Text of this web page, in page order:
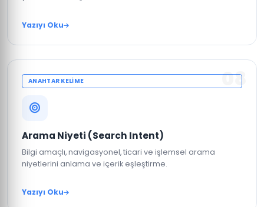
Yazıyı Oku
08
ANAHTAR KELIME
Arama Niyeti (Search Intent)
Bilgi amaçlı, navigasyonel, ticari ve işlemsel arama
niyetlerini anlama ve içerik eşleştirme.
Yazıyı Oku